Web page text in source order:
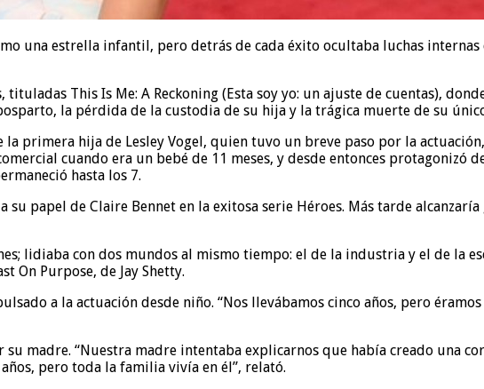
una estrella infantil, pero detrás de cada éxito ocultaba luchas
This Is Me: A Reckoning (Esta soy yo: un ajuste de cuentas),
la pérdida de la custodia de su hija y la trágica muerte de su
primera hija de Lesley Vogel, quien tuvo un breve paso por la
cuando era un bebé de 11 meses, y desde entonces protagonizó
hasta los 7.
su papel de Claire Bennet en la exitosa serie Héroes. Más tarde
lidiaba con dos mundos al mismo tiempo: el de la industria y el de la
On Purpose, de Jay Shetty.
a la actuación desde niño. “Nos llevábamos cinco años, pero
madre. “Nuestra madre intentaba explicarnos que había creado una
pero toda la familia vivía en él”, relató.